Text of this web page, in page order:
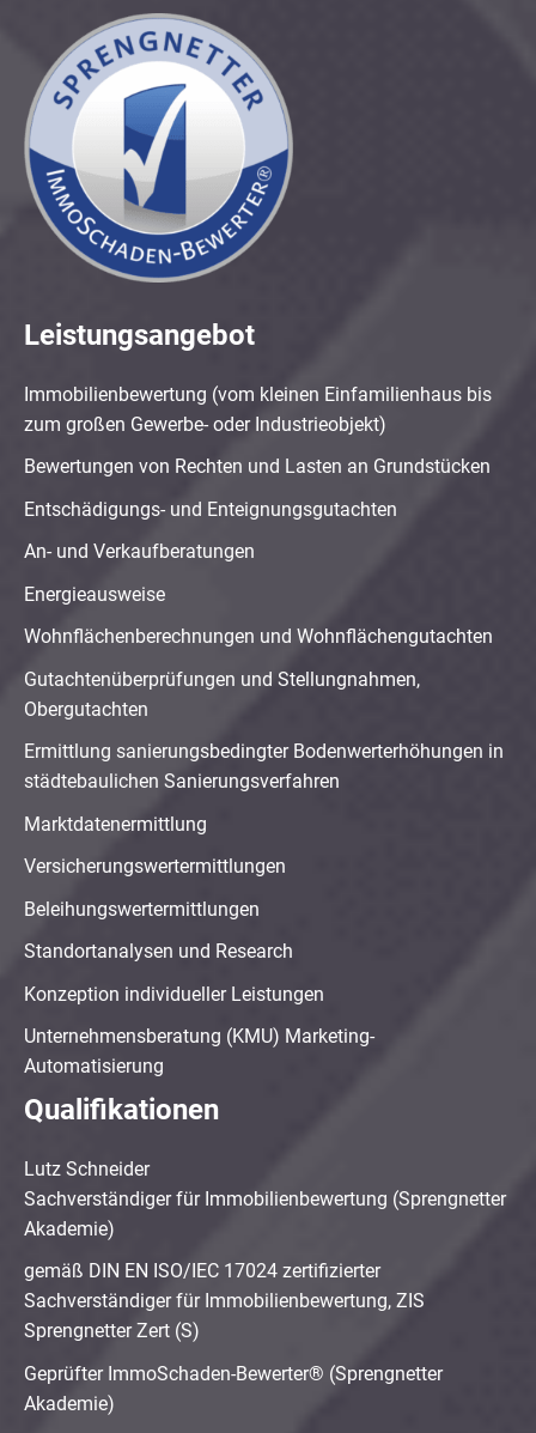
Leistungsangebot
Immobilienbewertung (vom kleinen Einfamilienhaus bis
zum großen Gewerbe- oder Industrieobjekt)
Bewertungen von Rechten und Lasten an Grundstücken
Entschädigungs- und Enteignungsgutachten
An- und Verkaufberatungen
Energieausweise
Wohnflächenberechnungen und Wohnflächengutachten
Gutachtenüberprüfungen und Stellungnahmen,
Obergutachten
Ermittlung sanierungsbedingter Bodenwerterhöhungen in
städtebaulichen Sanierungsverfahren
Marktdatenermittlung
Versicherungswertermittlungen
Beleihungswertermittlungen
Standortanalysen und Research
Konzeption individueller Leistungen
Unternehmensberatung (KMU) Marketing-
Automatisierung
Qualifikationen
Lutz Schneider
Sachverständiger für Immobilienbewertung (Sprengnetter
Akademie)
gemäß DIN EN ISO/IEC 17024 zertifizierter
Sachverständiger für Immobilienbewertung, ZIS
Sprengnetter Zert (S)
Geprüfter ImmoSchaden-Bewerter® (Sprengnetter
Akademie)